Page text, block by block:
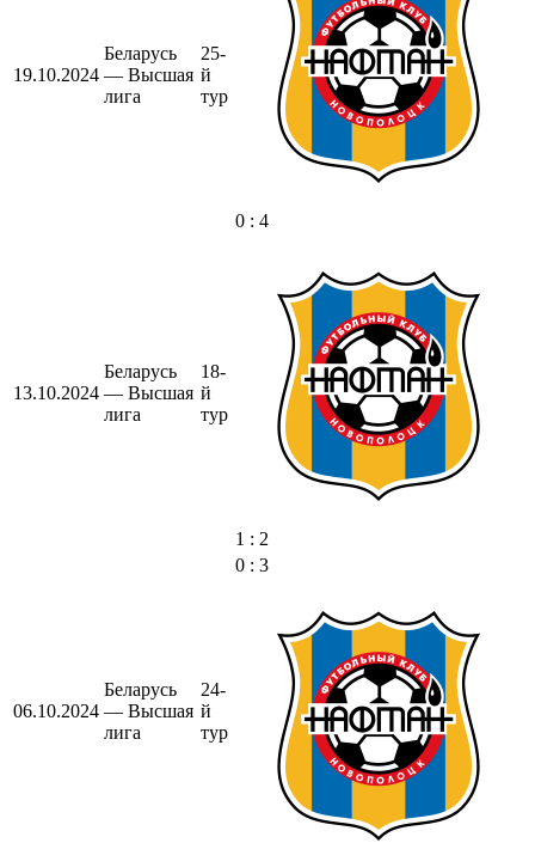
19.10.2024
Беларусь
— Высшая
лига
25-
й
тур
0 : 4
13.10.2024
Беларусь
— Высшая
лига
18-
й
тур
1 : 2
06.10.2024
Беларусь
— Высшая
лига
24-
й
тур
0 : 3